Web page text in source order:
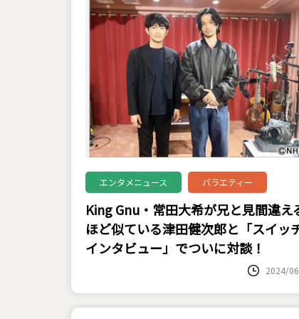
エンタメニュース バラエティー
King Gnu・常田大希が兄と見間違え
ほど似ている津田健次郎と「スイッ
インタビュー」でついに対談！
2024/